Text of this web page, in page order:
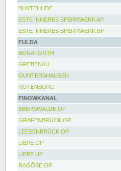
BUXTEHUDE
ESTE INNERES SPERRWERK AP
ESTE INNERES SPERRWERK BP
FULDA
BONAFORTH
GREBENAU
GUNTERSHAUSEN
ROTENBURG
FINOWKANAL
EBERSWALDE OP
GRAFENBRÜCK OP
LEESENBRÜCK OP
LIEPE OP
LIEPE UP
RAGÖSE OP